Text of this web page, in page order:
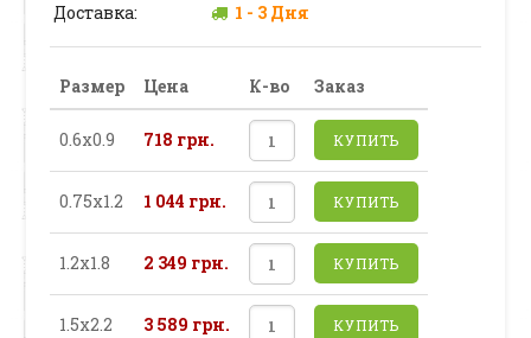
Доставка:
1 - 3 Дня
Размер Цена К-во Заказ
0.6х0.9 718 грн. КУПИТЬ
0.75х1.2 1 044 грн. КУПИТЬ
1.2х1.8 2 349 грн. КУПИТЬ
1.5х2.2 3 589 грн. КУПИТЬ